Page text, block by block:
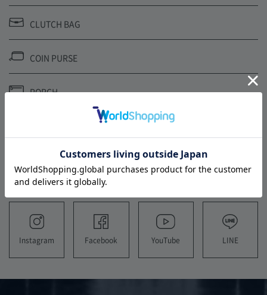
CLUTCH BAG
COIN PURSE
PORCH
SHOULDER STRAP
FOLLOW US
Instagram Facebook YouTube LINE